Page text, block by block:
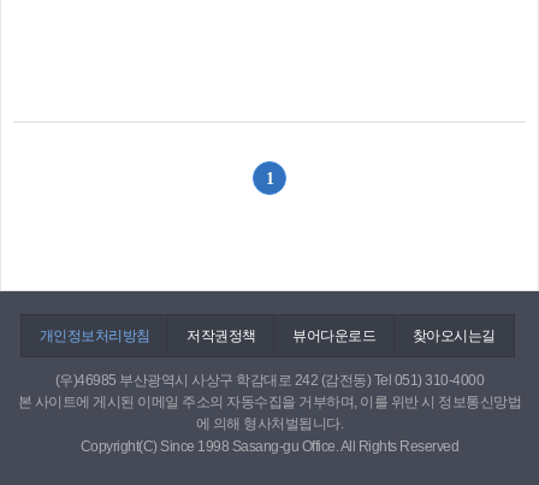
1
개인정보처리방침 저작권정책 뷰어다운로드 찾아오시는길
(우)46985 부산광역시 사상구 학감대로 242 (감전동) Tel 051) 310-4000
본 사이트에 게시된 이메일 주소의 자동수집을 거부하며, 이를 위반 시 정보통신망법
에 의해 형사처벌됩니다.
Copyright(C) Since 1998 Sasang-gu Office. All Rights Reserved